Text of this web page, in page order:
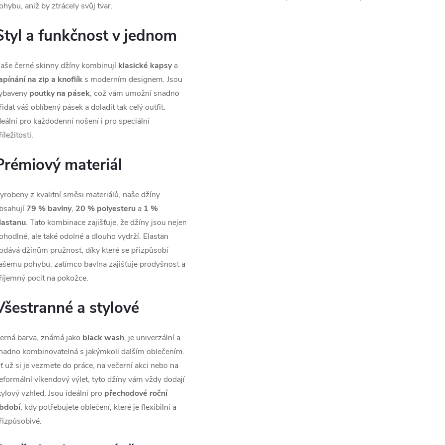
aniž by ztrácely svůj tvar.
a funkčnost v jednom
černé skinny džíny kombinují klasické kapsya
na zip a knoflík s moderním designem. Jsou
poutky na pásek, což vám umožní snadno
váš oblíbený pásek a doladit tak celý outfit.
pro každodenní nošení i pro speciální
materiál
z kvalitní směsi materiálů, naše džíny
79 % bavlny, 20 % polyesteru a 1 %
. Tato kombinace zajišťuje, že džíny jsou nejen
ale také odolné a dlouho vydrží. Elastan
džínům pružnost, díky které se přizpůsobí
pohybu, zatímco bavlna zajišťuje prodyšnost a
pocit na pokožce.
a stylové
barva, známá jako black wash, je univerzální a
kombinovatelná s jakýmkoli dalším oblečením.
už si je vezmete do práce, na večerní akci nebo na
víkendový výlet, tyto džíny vám vždy dodají
vzhled. Jsou ideální pro přechodové roční
, kdy potřebujete oblečení, které je flexibilní a